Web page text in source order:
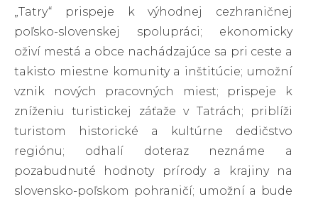
„Tatry“ prispeje k výhodnej cezhraničnej
poľsko-slovenskej spolupráci; ekonomicky
oživí mestá a obce nachádzajúce sa pri ceste a
takisto miestne komunity a inštitúcie; umožní
vznik nových pracovných miest; prispeje k
zníženiu turistickej záťaže v Tatrách; priblíži
turistom historické a kultúrne dedičstvo
regiónu; odhalí doteraz neznáme a
pozabudnuté hodnoty prírody a krajiny na
slovensko-poľskom pohraničí; umožní a bude